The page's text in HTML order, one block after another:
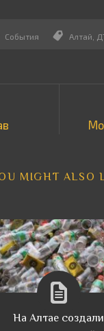
События Алтай
MIGHT ALSO
На Алтае создали